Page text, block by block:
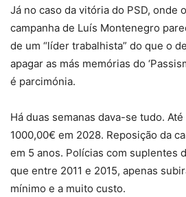
Já no caso da vitória do PSD, onde
campanha de Luís Montenegro
de um “líder trabalhista” do que o
apagar as más memórias do
é parcimónia.
Há duas semanas dava-se tudo.
1000,00€ em 2028. Reposição da
em 5 anos. Polícias com suplentes
que entre 2011 e 2015, apenas
mínimo e a muito custo.